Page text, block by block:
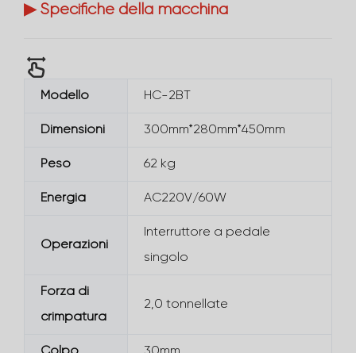
▶ Specifiche della macchina
Modello HC-2BT
Dimensioni 300mm*280mm*450mm
Peso 62 kg
Energia AC220V/60W
Operazioni
Interruttore a pedale
singolo
Forza di
crimpatura
2,0 tonnellate